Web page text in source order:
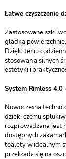
Łatwe czyszczenie
Zastosowane
gładką
Dzięki temu
stosowania silnych
estetyki i
System Rimless
Nowoczesna
dzięki czemu
rozprowadzana jest
dostępnych
toalety w idealnym
przekłada się na